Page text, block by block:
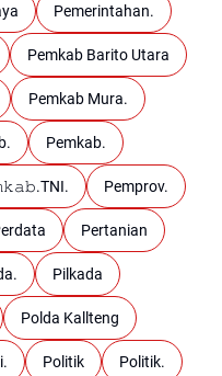
Pemerintahan.
Pemkab Barito Utara
Pemkab Mura.
Pemkab.
Pemprov.
Pertanian
Pilkada
Polda Kallteng
Politik Politik.